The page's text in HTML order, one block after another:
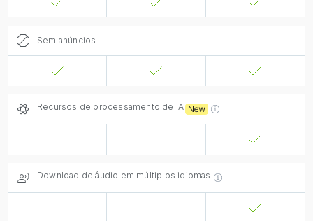
Sem anúncios
Recursos de processamento de IA
Download de áudio em múltiplos idiomas